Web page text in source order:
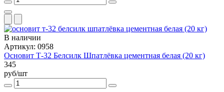
В наличии
Артикул: 0958
Основит Т-32 Белсилк Шпатлёвка цементная белая (20 кг)
345
руб/шт